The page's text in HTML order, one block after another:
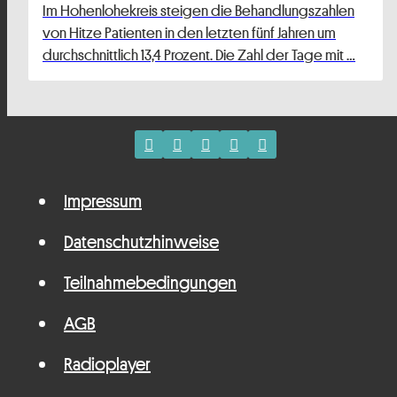
Im Hohenlohekreis steigen die Behandlungszahlen
von Hitze Patienten in den letzten fünf Jahren um
durchschnittlich 13,4 Prozent. Die Zahl der Tage mit …
Impressum
Datenschutzhinweise
Teilnahmebedingungen
AGB
Radioplayer